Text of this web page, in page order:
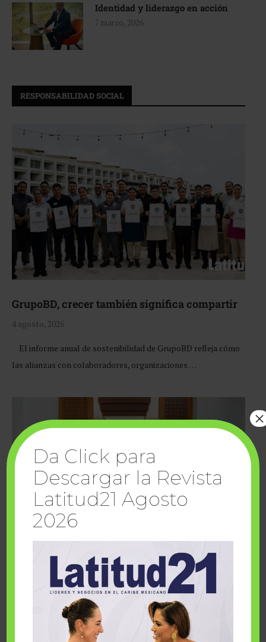
Identidad y liderazgo en acción
7 marzo, 2026
RESPONSABILIDAD SOCIAL
GrupoBD, crecer también significa compartir
4 agosto, 2026
El informe anual de sostenibilidad de GrupoBD refleja cómo
las alianzas con colaboradores, organizaciones …
Cuando la solidaridad inspira; cumplen
sueños Fairmont Mayakoba y Make-A-Wish
Da Click para
Descargar la Revista
Latitud21 Agosto
2026
×